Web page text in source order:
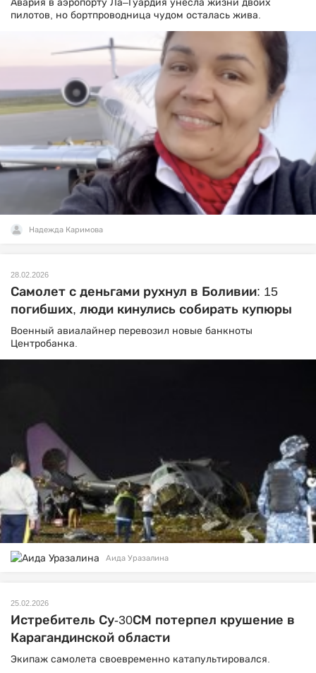
пилотов, но бортпроводница чудом осталась жива.
Надежда Каримова
28.02.2026
Самолет с деньгами рухнул в Боливии: 15
погибших, люди кинулись собирать купюры
Военный авиалайнер перевозил новые банкноты
Центробанка.
Аида Уразалина
25.02.2026
Истребитель Су-30СМ потерпел крушение в
Карагандинской области
Экипаж самолета своевременно катапультировался.